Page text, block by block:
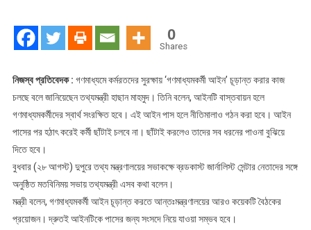
0
Shares
নিজস্ব প্রতিবেদক : গণমাধ্যমে কর্মরতদের সুরক্ষায় ‘গণমাধ্যমকর্মী আইন’ চূড়ান্ত করার কাজ
চলছে বলে জানিয়েছেন তথ্যমন্ত্রী হাছান মাহমুদ। তিনি বলেন, আইনটি বাস্তবায়ন হলে
গণমাধ্যমকর্মীদের স্বার্থ সংরক্ষিত হবে। এই আইন পাস হলে নীতিমালাও গঠন করা হবে। আইন
পাসের পর হঠাৎ করেই কর্মী ছাঁটাই চলবে না। ছাঁটাই করলেও তাদের সব ধরনের পাওনা বুঝিয়ে
দিতে হবে।
বুধবার (২৮ আগস্ট) দুপুরে তথ্য মন্ত্রণালয়ের সভাকক্ষে ব্রডকাস্ট জার্নালিস্ট সেন্টার নেতাদের সঙ্গে
অনুষ্ঠিত মতবিনিময় সভায় তথ্যমন্ত্রী এসব কথা বলেন।
মন্ত্রী বলেন, গণমাধ্যমকর্মী আইন চূড়ান্ত করতে আন্তঃমন্ত্রণালয়ের আরও কয়েকটি বৈঠকের
প্রয়োজন। দ্রুতই আইনটিকে পাসের জন্য সংসদে নিয়ে যাওয়া সম্ভব হবে।